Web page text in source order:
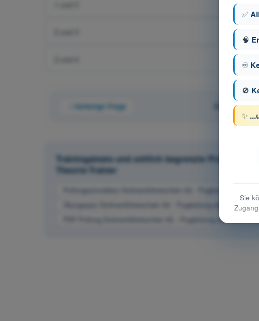
Vorherige Frage Frage 7
Trainingstests und zeitlich begrenzte
Theorie-Trainer
Prüfungssimulation Drohnenführerschein A2 - Flugleistung des UAS
Übungsquiz Drohnenführerschein A2 - Flugleistung des UAS
PDF-Prüfung Drohnenführerschein A2 - Flugleistung des UAS
✅
🧠
♾️
🚫
✨
Sie